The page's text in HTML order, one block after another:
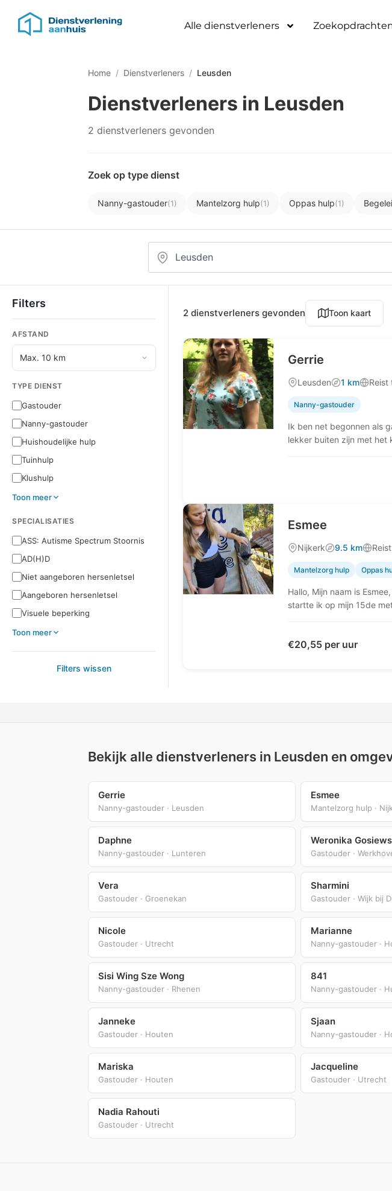
Alle dienstverleners
Home / Dienstverleners / Leusden
Dienstverleners in Leusden
2 dienstverleners gevonden
Zoek op type dienst
Nanny-gastouder(1) Mantelzorg hulp(1) Oppas hulp(1)
Filters
AFSTAND
TYPE DIENST
Gastouder
Nanny-gastouder
Huishoudelijke hulp
Tuinhulp
Klushulp
Toon meer
SPECIALISATIES
ASS: Autisme Spectrum Stoornis
AD(H)D
Niet aangeboren hersenletsel
Aangeboren hersenletsel
Visuele beperking
Toon meer
Filters wissen
2 dienstverleners gevonden Toon kaart
Gerrie
Leusden 1 km Reist
Nanny-gastouder
Ik ben net begonnen als
lekker buiten zijn met het
Esmee
Nijkerk 9.5 km
Mantelzorg hulp Oppas
Hallo, Mijn naam is
startte ik op mijn 15de
€20,55 per uur
Bekijk alle dienstverleners in Leusden en
Gerrie
Nanny-gastouder · Leusden
Esmee
Mantelzorg hulp ·
Daphne
Nanny-gastouder · Lunteren
Weronika
Gastouder ·
Vera
Gastouder · Groenekan
Sharmini
Gastouder · Wijk bij
Nicole
Gastouder · Utrecht
Marianne
Nanny-gastouder ·
Sisi Wing Sze Wong
Nanny-gastouder · Rhenen
841
Nanny-gastouder ·
Janneke
Gastouder · Houten
Sjaan
Nanny-gastouder ·
Mariska
Gastouder · Houten
Jacqueline
Gastouder · Utrecht
Nadia Rahouti
Gastouder · Utrecht